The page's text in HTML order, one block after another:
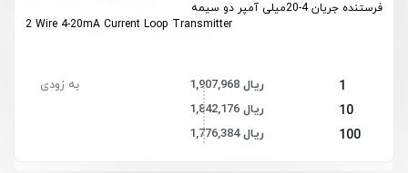
فرستنده جریان 4-20میلی آمپر دو سیمه
2 Wire 4-20mA Current Loop Transmitter
1 1,907,968 ریال
10 1,842,176 ریال
100 1,776,384 ریال
به زودی